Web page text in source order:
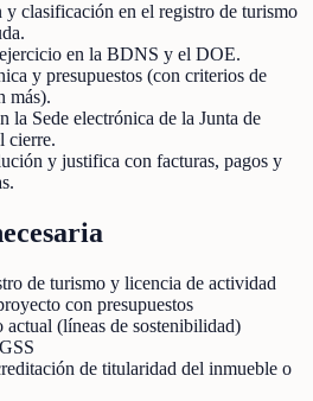
clasificación en el registro de turismo
en la BDNS y el DOE.
y presupuestos (con criterios de
más).
la Sede electrónica de la Junta de
cierre.
y justifica con facturas, pagos y
de turismo y licencia de actividad
con presupuestos
(líneas de sostenibilidad)
de titularidad del inmueble o